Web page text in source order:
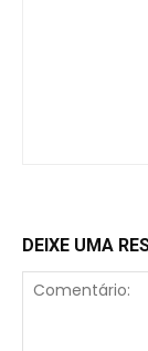
DEIXE UMA